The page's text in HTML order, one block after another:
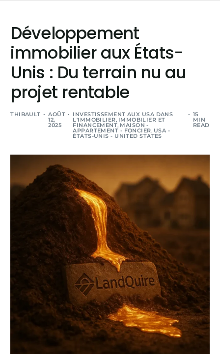
Développement
immobilier aux États-
Unis : Du terrain nu au
projet rentable
THIBAULT AOÛT
12,
2025
INVESTISSEMENT AUX USA DANS
L'IMMOBILIER, IMMOBILIER ET
FINANCEMENT, MAISON -
APPARTEMENT - FONCIER, USA -
ÉTATS-UNIS - UNITED STATES
15
MIN
READ